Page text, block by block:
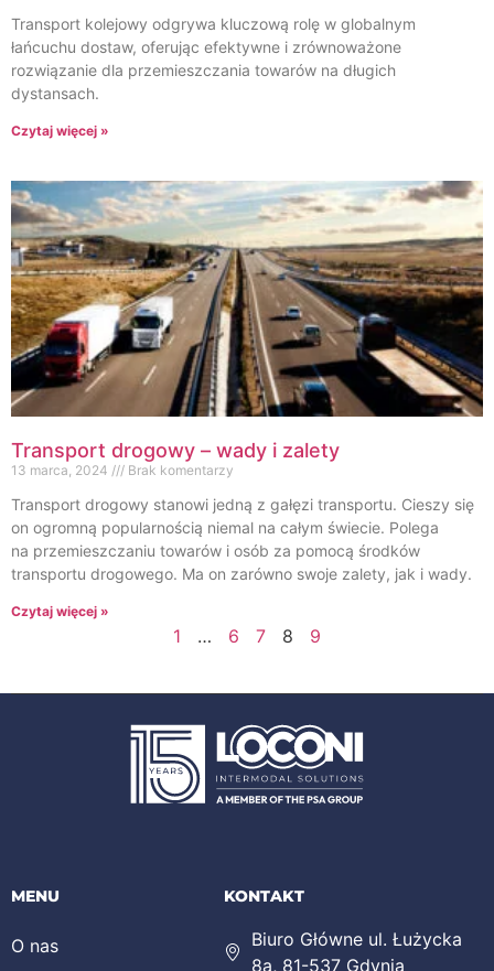
Transport kolejowy odgrywa kluczową rolę w globalnym
łańcuchu dostaw, oferując efektywne i zrównoważone
rozwiązanie dla przemieszczania towarów na długich
dystansach.
Czytaj więcej »
Transport drogowy – wady i zalety
13 marca, 2024 Brak komentarzy
Transport drogowy stanowi jedną z gałęzi transportu. Cieszy się
on ogromną popularnością niemal na całym świecie. Polega
na przemieszczaniu towarów i osób za pomocą środków
transportu drogowego. Ma on zarówno swoje zalety, jak i wady.
Czytaj więcej »
1 … 6 7 8 9
MENU
O nas
KONTAKT
Biuro Główne ul. Łużycka
8a, 81-537 Gdynia